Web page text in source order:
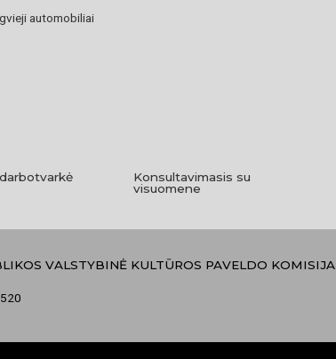
automobiliai
Konsultavimasis su
visuomene
VALSTYBINĖ KULTŪROS PAVELDO KOMISIJA